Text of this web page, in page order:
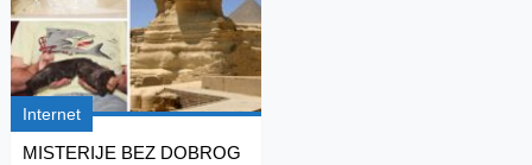
Internet
MISTERIJE BEZ DOBROG